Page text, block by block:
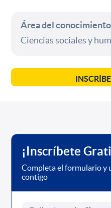
Área del conocimiento
Ciencias sociales y
¡Inscríbete
Completa el formulario y
contigo